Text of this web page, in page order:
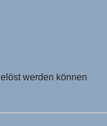
werden können